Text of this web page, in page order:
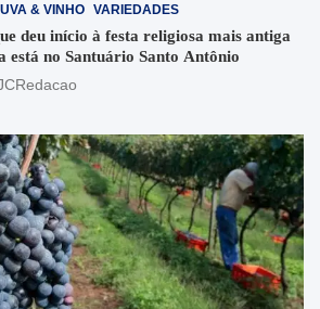
UVA & VINHO VARIEDADES
deu início à festa religiosa mais antiga
no Santuário Santo Antônio